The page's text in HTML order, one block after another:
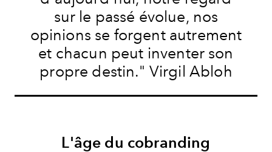
sur le passé évolue, nos
opinions se forgent autrement
et chacun peut inventer son
propre destin." Virgil Abloh
L'âge du cobranding